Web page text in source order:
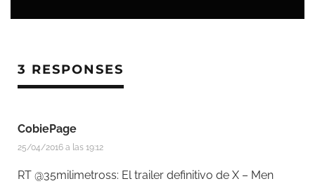
3 RESPONSES
CobiePage
25/04/2016 a las 19:12
RT @35milimetross: El trailer definitivo de X – Men